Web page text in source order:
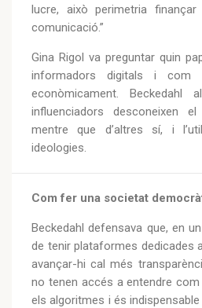
lucre, això perimetria
comunicació.”
Gina Rigol va preguntar quin
informadors digitals i com
econòmicament. Beckedahl
influenciadors desconeixen
mentre que d’altres sí, i
ideologies.
Com fer una societat
Beckedahl defensava que, en
de tenir plataformes dedicades
avançar-hi cal més
no tenen accés a entendre
els algoritmes i és